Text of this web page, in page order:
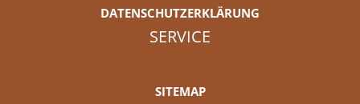
DATENSCHUTZERKLÄRUNG
SERVICE
SITEMAP